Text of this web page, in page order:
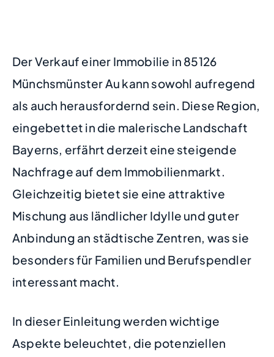
Der Verkauf einer Immobilie in 85126
Münchsmünster Au kann sowohl aufregend
als auch herausfordernd sein. Diese Region,
eingebettet in die malerische Landschaft
Bayerns, erfährt derzeit eine steigende
Nachfrage auf dem Immobilienmarkt.
Gleichzeitig bietet sie eine attraktive
Mischung aus ländlicher Idylle und guter
Anbindung an städtische Zentren, was sie
besonders für Familien und Berufspendler
interessant macht.
In dieser Einleitung werden wichtige
Aspekte beleuchtet, die potenziellen